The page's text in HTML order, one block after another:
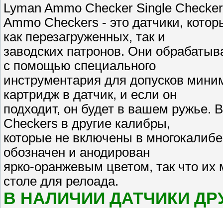
Lyman Ammo Checker Single
Ammo Checkers - это датчики,
как перезагруженных, так и
заводских патронов. Они
с помощью специального
инструментария для допусков
картридж в датчик, и если он
подходит, он будет в вашем ружье.
Checkers в другие калибры,
которые не включены в
обозначен и анодирован
ярко-оранжевым цветом, так что
столе для релоада.
В НАЛИЧИИ ДАТЧИКИ